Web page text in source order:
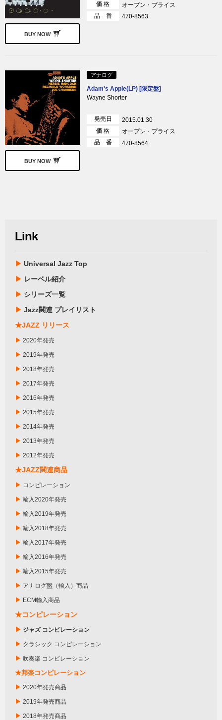
BUY NOW
価 格
オープン・プライス
品 番
470-8563
BUY NOW
アナログ
Adam's Apple(LP) [限定盤]
Wayne Shorter
発売日
2015.01.30
価 格
オープン・プライス
品 番
470-8564
Link
▶ Universal Jazz Top
▶ レーベル紹介
▶ シリーズ一覧
▶ Jazz関連 プレイリスト
★JAZZ リリース
▶ 2020年発売
▶ 2019年発売
▶ 2018年発売
▶ 2017年発売
▶ 2016年発売
▶ 2015年発売
▶ 2014年発売
▶ 2013年発売
▶ 2012年発売
★JAZZ関連商品
▶ コンピレーション
▶ 輸入2020年発売
▶ 輸入2019年発売
▶ 輸入2018年発売
▶ 輸入2017年発売
▶ 輸入2016年発売
▶ 輸入2015年発売
▶ アナログ盤（輸入）商品
▶ ECM輸入商品
★コンピレーション
▶ ジャズ コンピレーション
▶ クラシック コンピレーション
▶ 吹奏楽 コンピレーション
★邦楽コンピレーション
▶ 2020年発売商品
▶ 2019年発売商品
▶ 2018年発売商品